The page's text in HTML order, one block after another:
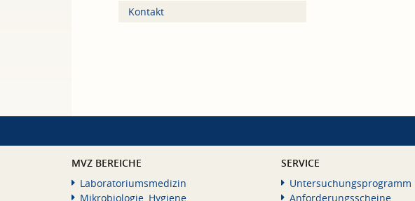
Kontakt
MVZ BEREICHE
Laboratoriumsmedizin
Mikrobiologie, Hygiene
SERVICE
Untersuchungsprogramm
Anforderungsscheine